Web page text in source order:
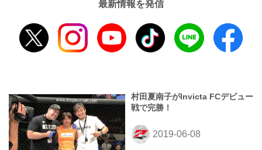
最新情報を発信
村田夏南子がInvicta FCデビュー
戦で完勝！